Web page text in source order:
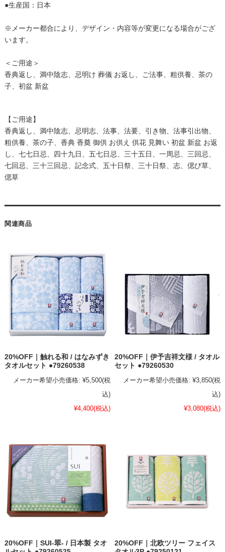
●生産国：日本
※メーカー都合により、デザイン・内容等が変更になる場合がござ
います。
＜ご用途＞
香典返し、満中陰志、忌明け 葬儀 お返し、ご法事、粗供養、茶の
子、初盆 新盆
【ご用途】
香典返し、満中陰志、忌明志、法事、法要、引き物、法事引出物、
粗供養、茶の子、香典 香奠 御供 お供え 供花 見舞い 初盆 新盆 お返
し、七七日忌、四十九日、五七日忌、三十五日、一周忌、三回忌、
七回忌、三十三回忌、記念式、五十日祭、三十日祭、志、偲び草、
偲草
関連商品
20%OFF｜触れる和 / はなみずき
タオルセット ●79260538
メーカー希望小売価格: ¥5,500(税
込)
¥4,400(税込)
20%OFF｜伊予吉祥文様 / タオル
セット ●79260530
メーカー希望小売価格: ¥3,850(税
込)
¥3,080(税込)
20%OFF｜SUI-翠- / 日本製 タオ
20%OFF｜北欧ツリー フェイス